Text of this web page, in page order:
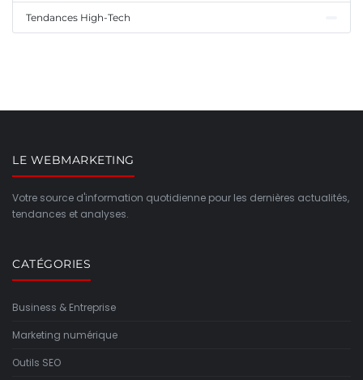
Tendances High-Tech
LE WEBMARKETING
Votre source d'information quotidienne pour les dernières actualités,
tendances et analyses.
CATÉGORIES
Business & Entreprise
Marketing numérique
Outils SEO